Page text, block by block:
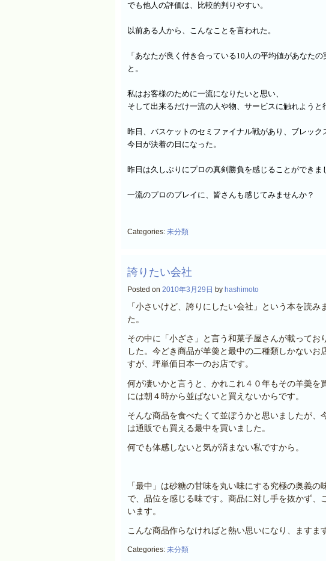
でも他人の評価は、比較的判りやすい。
以前ある人から、こんなことを言われた。
「あなたが良く付き合っている10 人の平均値があなたの
と。
私はお客様のために一流になりたいと思い、
そして出来るだけ一流の人や物、サービスに触れようと
昨日、バスケットのセミファイナル戦があり、ブレック
今日が決着の日になった。
昨日は久しぶりにプロの真剣勝負を感じることができま
一流のプロのプレイに、 皆さんも感じてみませんか？
Categories: 未分類
誇りたい会社
Posted on 2010年3月29日 by hashimoto
「小さいけど、誇りにしたい会社」という本を読み
た。
その中に「小ざさ」と言う和菓子屋さんが載ってお
した。今どき商品が羊羮と最中の二種類しかないお
すが、坪単価日本一のお店です。
何が凄いかと言うと、かれこれ４０年もその羊羮を
には朝４時から並ばないと買えないからです。
そんな商品を食べたくて並ぼうかと思いましたが、
は通販でも買える最中を買いました。
何でも体感しないと気が済まない私ですから。
「最中」は砂糖の甘味を丸い味にする究極の奥義の
で、品位を感じる味です。商品に対し手を抜かず、
います。
こんな商品作らなければと熱い思いになり、ますま
Categories: 未分類